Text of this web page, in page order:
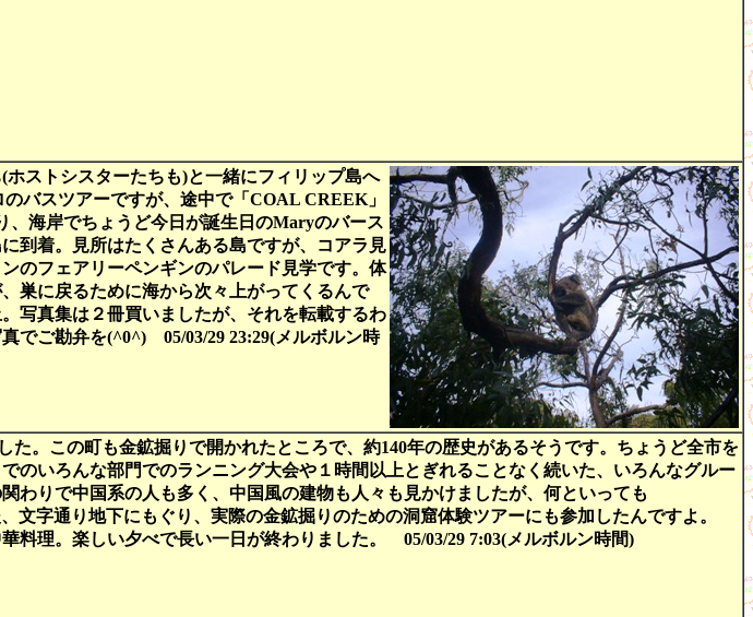
ストシスターたちも)と一緒にフィリップ島へ
バスツアーですが、途中で「COAL CREEK」
、海岸でちょうど今日が誕生日のMaryのバース
到着。見所はたくさんある島ですが、コアラ見
のフェアリーペンギンのパレード見学です。体
巣に戻るために海から次々上がってくるんで
写真集は２冊買いましたが、それを転載するわ
でご勘弁を(^0^) 05/03/29 23:29(メルボルン時
た。この町も金鉱掘りで開かれたところで、約140年の歴史があるそうです。ちょうど全市を
のいろんな部門でのランニング大会や１時間以上とぎれることなく続いた、いろんなグルー
わりで中国系の人も多く、中国風の建物も人々も見かけましたが、何といっても
文字通り地下にもぐり、実際の金鉱掘りのための洞窟体験ツアーにも参加したんですよ。
料理。楽しい夕べで長い一日が終わりました。 05/03/29 7:03(メルボルン時間)